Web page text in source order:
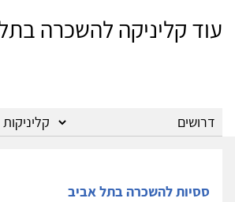
עוד קליניקה להשכרה
ססיות להשכרה בתל אביב